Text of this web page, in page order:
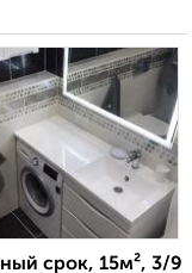
срок, 15м², 3/9